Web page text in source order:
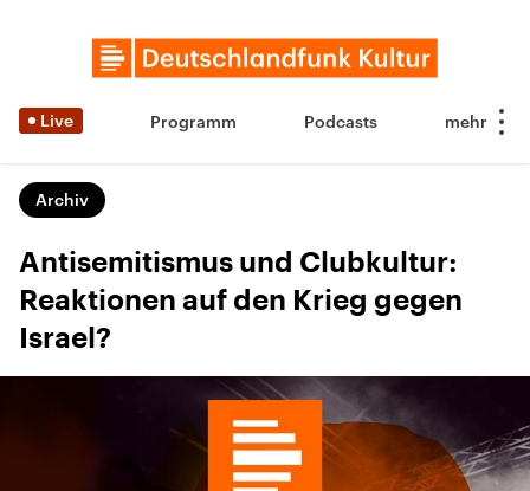
Live Programm Podcasts
Archiv
Antisemitismus und Clubkultur:
Reaktionen auf den Krieg gegen
Israel?